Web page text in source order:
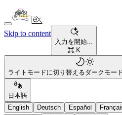
Skip to content
入力を開始...
⌘ K
ライトモードに切り替えるダークモー
日本語
English
Deutsch Español